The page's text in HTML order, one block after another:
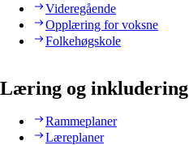
Videregående
Opplæring for voksne
Folkehøgskole
Læring og inkludering
Rammeplaner
Læreplaner